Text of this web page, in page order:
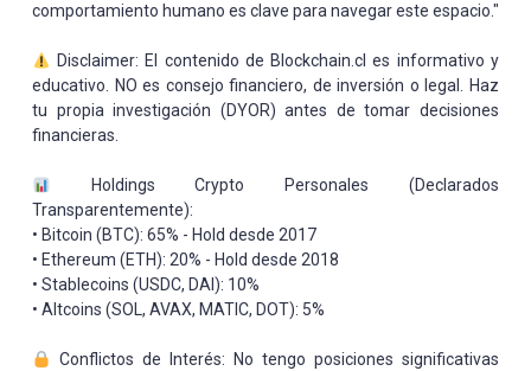
comportamiento humano es clave para navegar este espacio."
Disclaimer: El contenido de Blockchain.cl es informativo y
educativo. NO es consejo financiero, de inversión o legal. Haz
tu propia investigación (DYOR) antes de tomar decisiones
financieras.
Holdings Crypto Personales (Declarados
Transparentemente):
• Bitcoin (BTC): 65% - Hold desde 2017
• Ethereum (ETH): 20% - Hold desde 2018
• Stablecoins (USDC, DAI): 10%
• Altcoins (SOL, AVAX, MATIC, DOT): 5%
Conflictos de Interés: No tengo posiciones significativas